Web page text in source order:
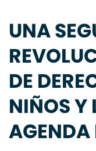
UNA
DE
NIÑOS Y
AGENDA